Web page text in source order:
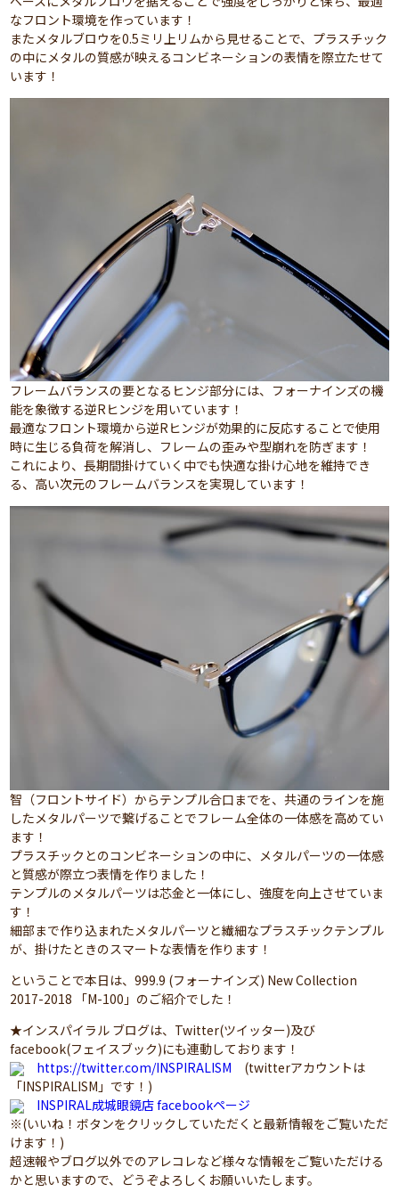
なフロント環境を作っています！
またメタルブロウを0.5ミリ上リムから見せることで、プラスチック
の中にメタルの質感が映えるコンビネーションの表情を際立たせて
います！
フレームバランスの要となるヒンジ部分には、フォーナインズの機
能を象徴する逆Rヒンジを用いています！
最適なフロント環境から逆Rヒンジが効果的に反応することで使用
時に生じる負荷を解消し、フレームの歪みや型崩れを防ぎます！
これにより、長期間掛けていく中でも快適な掛け心地を維持でき
る、高い次元のフレームバランスを実現しています！
智（フロントサイド）からテンプル合口までを、共通のラインを施
したメタルパーツで繋げることでフレーム全体の一体感を高めてい
ます！
プラスチックとのコンビネーションの中に、メタルパーツの一体感
と質感が際立つ表情を作りました！
テンプルのメタルパーツは芯金と一体にし、強度を向上させていま
す！
細部まで作り込まれたメタルパーツと繊細なプラスチックテンプル
が、掛けたときのスマートな表情を作ります！
ということで本日は、999.9 (フォーナインズ) New Collection
2017-2018 「M-100」のご紹介でした！
★インスパイラル ブログは、Twitter(ツイッター)及び
facebook(フェイスブック)にも連動しております！
https://twitter.com/INSPIRALISM (twitterアカウントは
「INSPIRALISM」です！)
INSPIRAL成城眼鏡店 facebookページ
※(いいね！ボタンをクリックしていただくと最新情報をご覧いただ
けます！)
超速報やブログ以外でのアレコレなど様々な情報をご覧いただける
かと思いますので、どうぞよろしくお願いいたします。